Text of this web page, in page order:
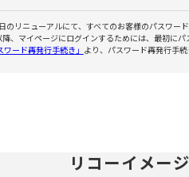
のリニューアルにて、すべてのお客様のパスワー
、マイページにログインするためには、最初にパ
ワード再発行手続き」
より、パスワード再発行手続
リコーイメー